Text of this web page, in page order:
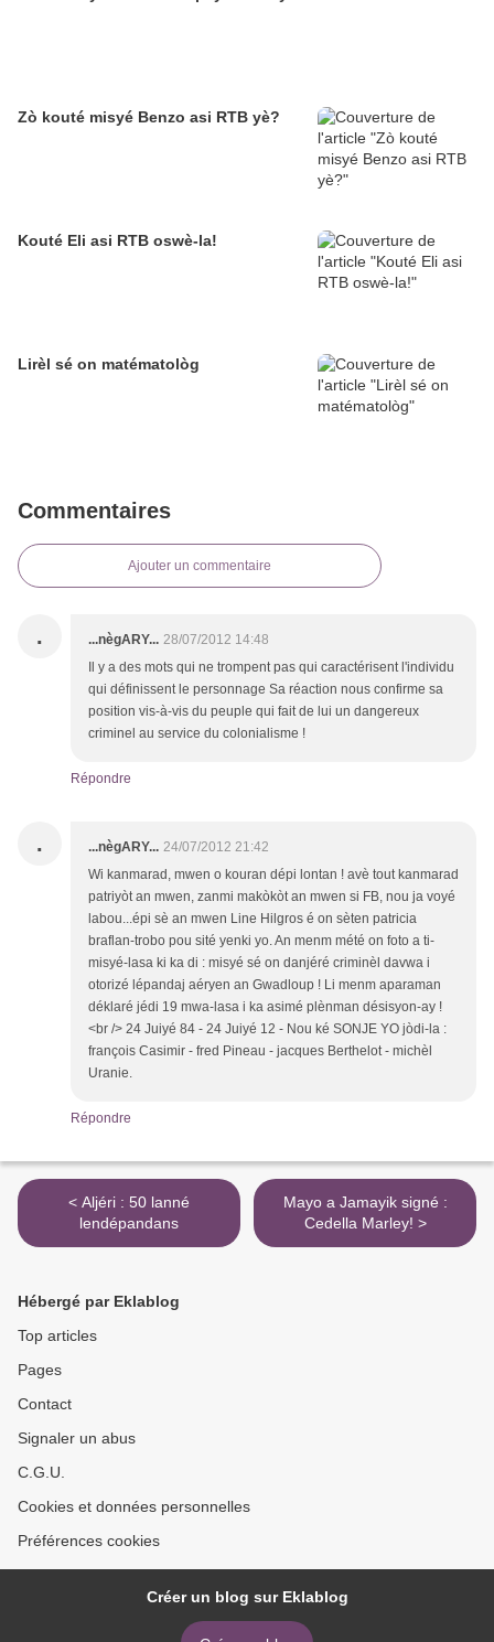
Zò kouté misyé Benzo asi RTB yè?
Kouté Eli asi RTB oswè-la!
Lirèl sé on matématològ
Commentaires
Ajouter un commentaire
. ...nègARY... 28/07/2012 14:48
Il y a des mots qui ne trompent pas qui caractérisent l'individu
qui définissent le personnage Sa réaction nous confirme sa
position vis-à-vis du peuple qui fait de lui un dangereux
criminel au service du colonialisme !
Répondre
. ...nègARY... 24/07/2012 21:42
Wi kanmarad, mwen o kouran dépi lontan ! avè tout kanmarad
patriyòt an mwen, zanmi makòkòt an mwen si FB, nou ja voyé
labou...épi sè an mwen Line Hilgros é on sèten patricia
braflan-trobo pou sité yenki yo. An menm mété on foto a ti-
misyé-lasa ki ka di : misyé sé on danjéré criminèl davwa i
otorizé lépandaj aéryen an Gwadloup ! Li menm aparaman
déklaré jédi 19 mwa-lasa i ka asimé plènman désisyon-ay !
<br /> 24 Juiyé 84 - 24 Juiyé 12 - Nou ké SONJE YO jòdi-la :
françois Casimir - fred Pineau - jacques Berthelot - michèl
Uranie.
Répondre
< Aljéri : 50 lanné
lendépandans
Mayo a Jamayik signé :
Cedella Marley! >
Hébergé par Eklablog
Top articles
Pages
Contact
Signaler un abus
C.G.U.
Cookies et données personnelles
Préférences cookies
Créer un blog sur Eklablog